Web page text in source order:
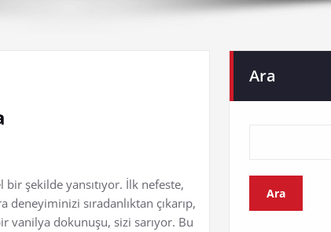
şekilde yansıtıyor. İlk nefeste,
sıradanlıktan çıkarıp,
vanilya dokunuşu, sizi sarıyor. Bu
Ara
Ara